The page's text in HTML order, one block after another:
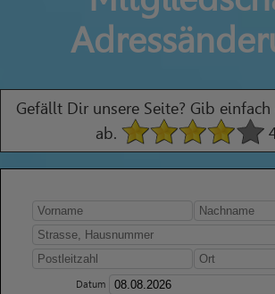
Gefällt Dir unsere Seite? Gib
ab.
Datum